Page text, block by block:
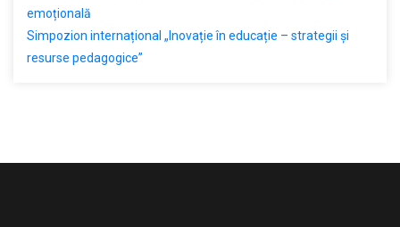
emoțională
Simpozion internațional „Inovație în educație – strategii și
resurse pedagogice”